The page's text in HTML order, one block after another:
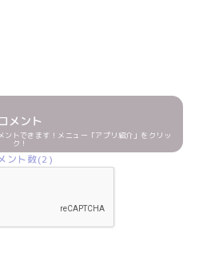
コメント
ントできます！メニュー「アプリ紹介」をクリッ
ク！
ント数(2)